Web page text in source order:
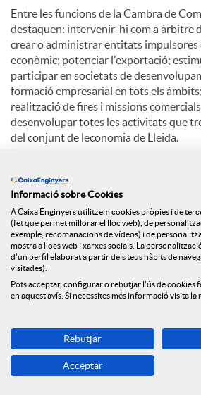
Entre les funcions de la Cambra de
destaquen: intervenir-hi com a àrbitre
crear o administrar entitats
econòmic; potenciar l'exportació;
participar en societats de
formació empresarial en tots els
realització de fires i missions
desenvolupar totes les activitats que
del conjunt de leconomia de Lleida.
internacionalització, la informació
les TIC, la indústria, la legislació, el
d'empreses.
C
m
Notícies
El Grup Caixa Enginyers
Informació sobre Cookies
A Caixa Enginyers utilitzem cookies pròpies i de
(fet que permet millorar el lloc web), de
exemple, recomanacions de vídeos) i de
mostra a llocs web i xarxes socials. La
d'un perfil elaborat a partir dels teus hàbits de
visitades).
Pots acceptar, configurar o rebutjar l'ús de cookies
en aquest avís. Si necessites més informació visita la
Rebutjar
Acceptar